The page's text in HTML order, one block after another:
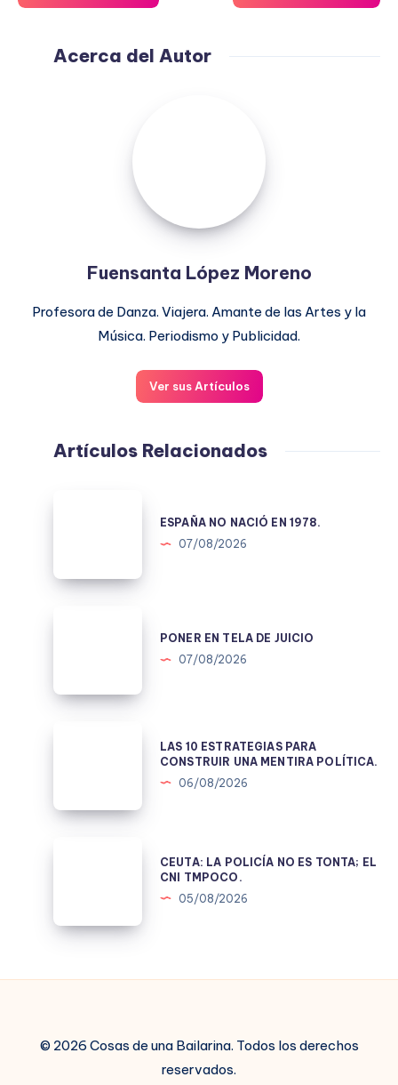
Acerca del Autor
Fuensanta López Moreno
Profesora de Danza. Viajera. Amante de las Artes y la
Música. Periodismo y Publicidad.
Ver sus Artículos
Artículos Relacionados
1978.
ESPAÑA NO NACIÓ EN 1978.
07/08/2026
JUICIO
PONER EN TELA DE JUICIO
07/08/2026
CONSTRUIR
LAS 10 ESTRATEGIAS PARA
CONSTRUIR UNA MENTIRA POLÍTICA.
06/08/2026
ES
EL
CEUTA: LA POLICÍA NO ES TONTA; EL
CNI TMPOCO.
05/08/2026
© 2026 Cosas de una Bailarina. Todos los derechos
reservados.